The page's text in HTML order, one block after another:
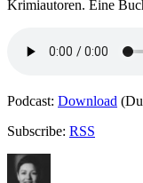
Krimiautoren. Eine
Podcast: Download
Subscribe: RSS